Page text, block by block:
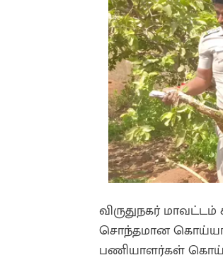
விருதுநகர் மாவட்டம்
சொந்தமான
பணியாளர்கள்